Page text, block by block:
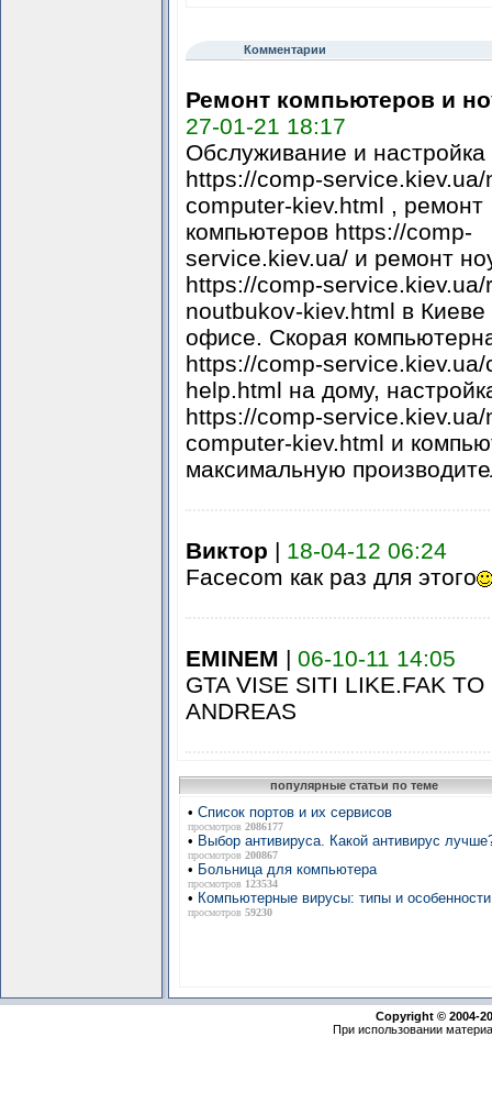
Комментарии
Ремонт компьютеров и
27-01-21 18:17
Обслуживание и
https://comp-
computer-kiev.html , ремонт
компьютеров https://comp-
service.kiev.ua/ и ремонт
https://comp-service.kiev.ua/
noutbukov-kiev.html в
офисе. Скорая
https://comp-
help.html на дому,
https://comp-
computer-kiev.html и
максимальную
Виктор | 18-04-12 06:24
Facecom как раз для этого
EMINEM | 06-10-11 14:05
GTA VISE SITI LIKE.FAK TO
ANDREAS
популярные статьи по теме
• Список портов и их сервисов
просмотров 2086177
• Выбор антивируса. Какой антивирус
просмотров 200867
• Больница для компьютера
просмотров 123534
• Компьютерные вирусы: типы и особенности
просмотров 59230
Copyright © 2004-
При использовании